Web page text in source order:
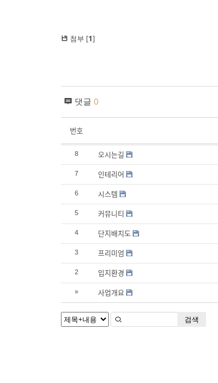
첨부 [1]
댓글 0
번호
8 오시는길
7 인테리어
6 시스템
5 커뮤니티
4 단지배치도
3 프리미엄
2 입지환경
» 사업개요
검색